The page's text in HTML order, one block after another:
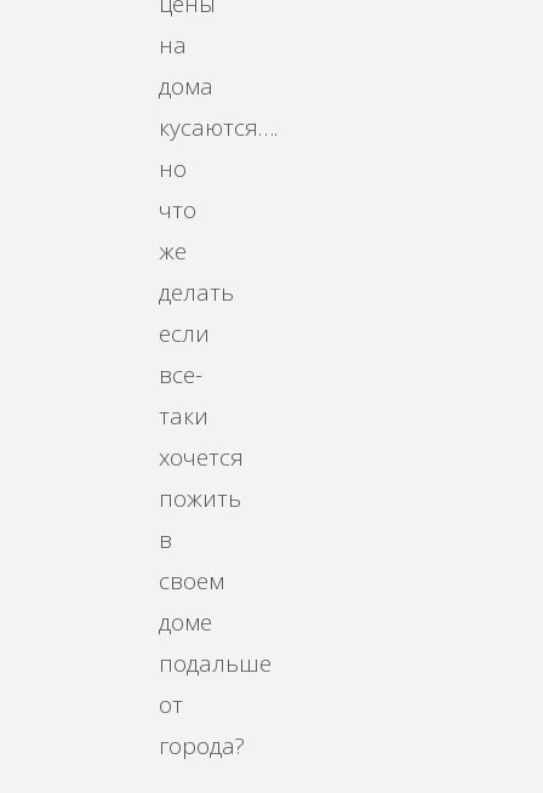
на
дома
кусаются….
но
что
же
делать
если
все-
таки
хочется
пожить
в
своем
доме
подальше
от
города?